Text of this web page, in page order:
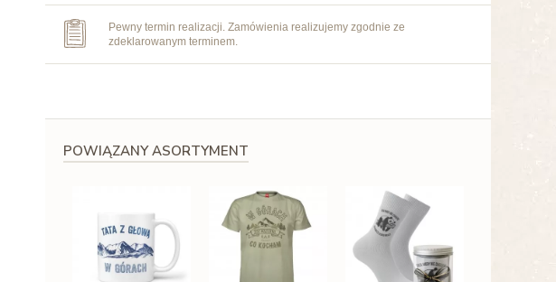
Pewny termin realizacji. Zamówienia realizujemy zgodnie ze
zdeklarowanym terminem.
POWIĄZANY ASORTYMENT